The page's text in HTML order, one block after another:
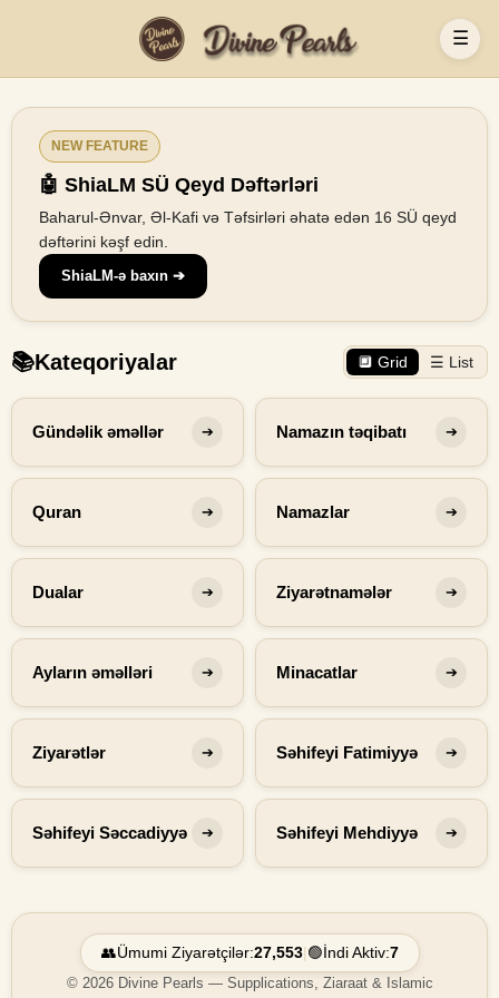
☰
NEW FEATURE
🤖 ShiaLM SÜ Qeyd Dəftərləri
Baharul-Ənvar, Əl-Kafi və Təfsirləri əhatə edən 16 SÜ qeyd
dəftərini kəşf edin.
ShiaLM-ə baxın ➔
📚Kateqoriyalar 🔲 Grid ☰ List
Gündəlik əməllər ➔ Namazın təqibatı ➔
Quran ➔ Namazlar ➔
Dualar ➔ Ziyarətnamələr ➔
Ayların əməlləri ➔ Minacatlar ➔
Ziyarətlər ➔ Səhifeyi Fatimiyyə ➔
Səhifeyi Səccadiyyə ➔ Səhifeyi Mehdiyyə ➔
👥Ümumi Ziyarətçilər:27,553| 🟢 İndi Aktiv:7
© 2026 Divine Pearls — Supplications, Ziaraat & Islamic